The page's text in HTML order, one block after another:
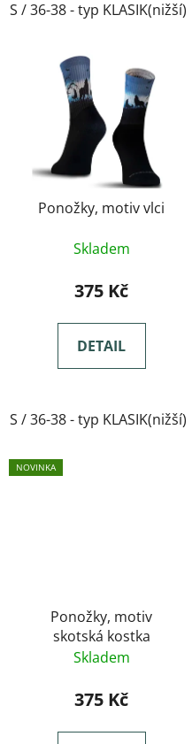
S / 36-38 - typ KLASIK(nižší)
Ponožky, motiv vlci
Skladem
375 Kč
DETAIL
S / 36-38 - typ KLASIK(nižší)
NOVINKA
Ponožky, motiv
skotská kostka
Skladem
375 Kč